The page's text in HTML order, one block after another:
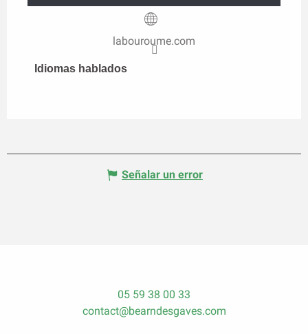
labouroume.com
Idiomas hablados
Idiomas hablados
Señalar un error
05 59 38 00 33
contact@bearndesgaves.com